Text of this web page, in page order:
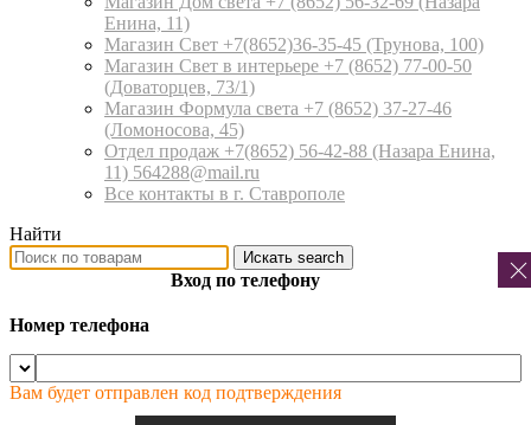
Енина, 11)
Магазин Свет +7(8652)36-35-45 (Трунова, 100)
Магазин Свет в интерьере +7 (8652) 77-00-50
(Доваторцев, 73/1)
Магазин Формула света +7 (8652) 37-27-46
(Ломоносова, 45)
Отдел продаж +7(8652) 56-42-88 (Назара Енина,
11) 564288@mail.ru
Все контакты в г. Ставрополе
Найти
Искать search
Вход по телефону
Номер телефона
Вам будет отправлен код подтверждения